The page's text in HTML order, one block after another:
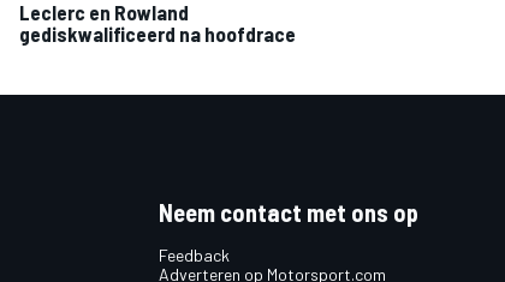
Leclerc en Rowland
gediskwalificeerd na hoofdrace
Neem contact met ons op
Feedback
Adverteren op Motorsport.com